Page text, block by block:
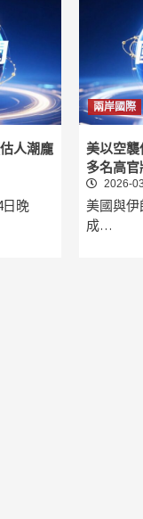
人潮龐
晚
兩岸國際
美以空襲
多名高
2026-
美國與
成…